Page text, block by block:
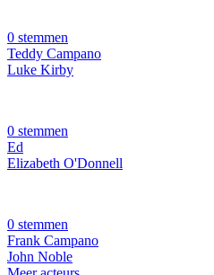
0 stemmen
Teddy Campano
Luke Kirby
0 stemmen
Ed
Elizabeth O'Donnell
0 stemmen
Frank Campano
John Noble